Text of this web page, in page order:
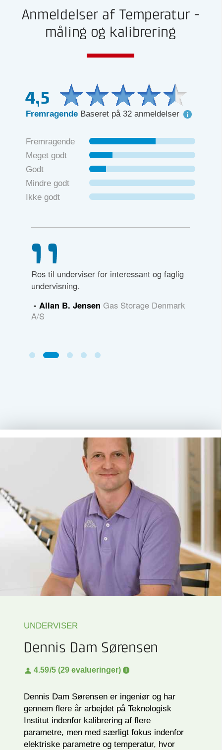
Anmeldelser af Temperatur -
måling og kalibrering
4,5
Fremragende Baseret på 32 anmeldelser
Fremragende
Meget godt
Godt
Mindre godt
Ikke godt
Ros til underviser for interessant og faglig
undervisning.
- Allan B. Jensen Gas Storage Denmark
A/S
UNDERVISER
Dennis Dam Sørensen
4.59/5 (29 evalueringer)
Dennis Dam Sørensen er ingeniør og har
gennem flere år arbejdet på Teknologisk
Institut indenfor kalibrering af flere
parametre, men med særligt fokus indenfor
elektriske parametre og temperatur, hvor